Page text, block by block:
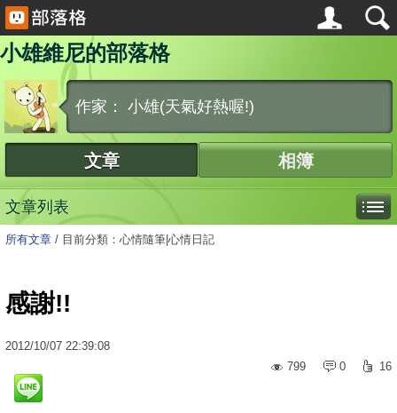
小雄維尼的部落格
作家： 小雄(天氣好熱喔!)
文章 相簿
文章列表
所有文章 / 目前分類：心情隨筆|心情日記
感謝!!
2012/10/07 22:39:08
799
0 16